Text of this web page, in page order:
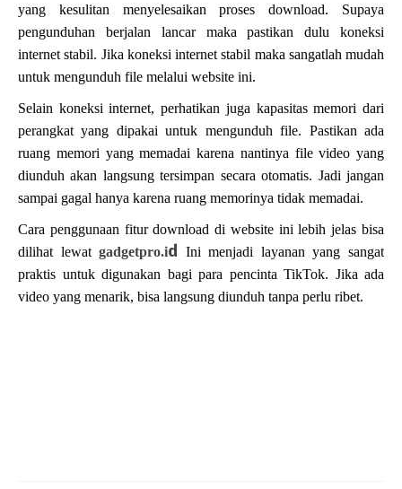
yang kesulitan menyelesaikan proses download. Supaya
pengunduhan berjalan lancar maka pastikan dulu koneksi
internet stabil. Jika koneksi internet stabil maka sangatlah mudah
untuk mengunduh file melalui website ini.
Selain koneksi internet, perhatikan juga kapasitas memori dari
perangkat yang dipakai untuk mengunduh file. Pastikan ada
ruang memori yang memadai karena nantinya file video yang
diunduh akan langsung tersimpan secara otomatis. Jadi jangan
sampai gagal hanya karena ruang memorinya tidak memadai.
Cara penggunaan fitur download di website ini lebih jelas bisa
dilihat lewatgadgetpro.id
Ini menjadi layanan yang sangat
praktis untuk digunakan bagi para pencinta TikTok. Jika ada
video yang menarik, bisa langsung diunduh tanpa perlu ribet.